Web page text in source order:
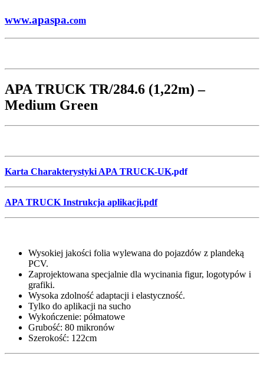
www.apaspa.com
APA TRUCK TR/284.6 (1,22m) –
Medium Green
Karta Charakterystyki APA TRUCK-UK.pdf
APA TRUCK Instrukcja aplikacji.pdf
Wysokiej jakości folia wylewana do pojazdów z plandeką
PCV.
Zaprojektowana specjalnie dla wycinania figur, logotypów i
grafiki.
Wysoka zdolność adaptacji i elastyczność.
Tylko do aplikacji na sucho
Wykończenie: półmatowe
Grubość: 80 mikronów
Szerokość: 122cm